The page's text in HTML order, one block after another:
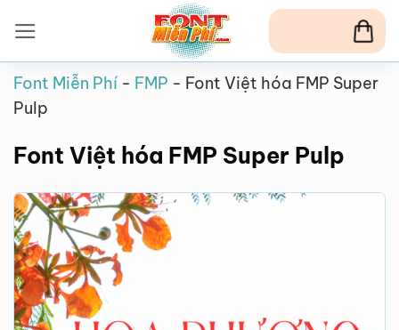
qua
nội
dung
Font Miễn Phí - FMP - Font Việt hóa FMP Super
Pulp
Font Việt hóa FMP Super Pulp